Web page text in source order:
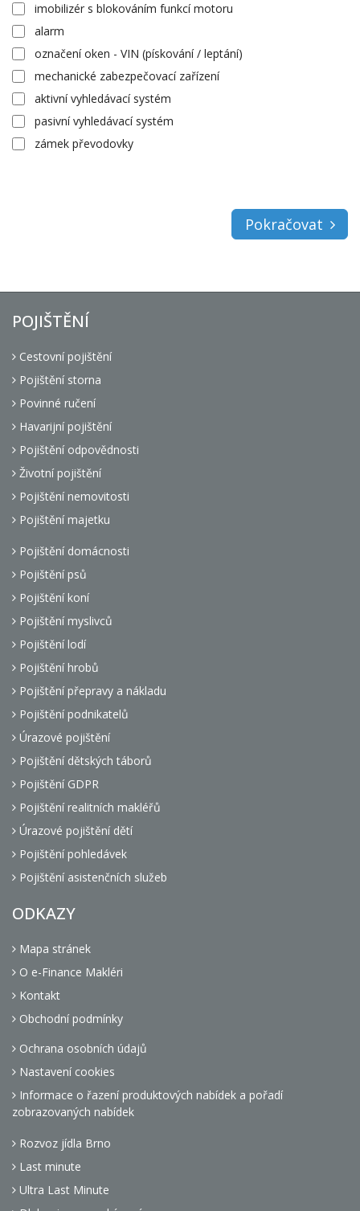
imobilizér s blokováním funkcí motoru
alarm
označení oken - VIN (pískování / leptání)
mechanické zabezpečovací zařízení
aktivní vyhledávací systém
pasivní vyhledávací systém
zámek převodovky
Pokračovat
POJIŠTĚNÍ
Cestovní pojištění
Pojištění storna
Povinné ručení
Havarijní pojištění
Pojištění odpovědnosti
Životní pojištění
Pojištění nemovitosti
Pojištění majetku
Pojištění domácnosti
Pojištění psů
Pojištění koní
Pojištění myslivců
Pojištění lodí
Pojištění hrobů
Pojištění přepravy a nákladu
Pojištění podnikatelů
Úrazové pojištění
Pojištění dětských táborů
Pojištění GDPR
Pojištění realitních makléřů
Úrazové pojištění dětí
Pojištění pohledávek
Pojištění asistenčních služeb
ODKAZY
Mapa stránek
O e-Finance Makléri
Kontakt
Obchodní podmínky
Ochrana osobních údajů
Nastavení cookies
Informace o řazení produktových nabídek a pořadí
zobrazovaných nabídek
Rozvoz jídla Brno
Last minute
Ultra Last Minute